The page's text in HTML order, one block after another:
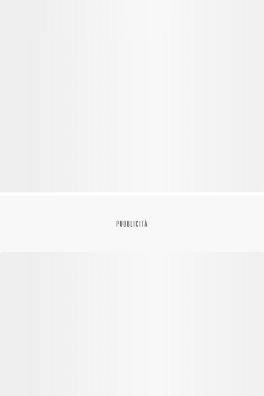
PUBBLICITÀ